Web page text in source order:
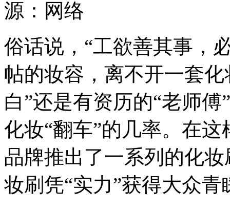
源：网络
俗话说，“工欲善其事，
帖的妆容，离不开一套
白”还是有资历的“老师
化妆“翻车”的几率。在
品牌推出了一系列的化
妆刷凭“实力”获得大众青